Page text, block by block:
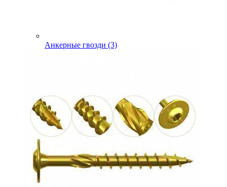
Анкерные гвозди (3)